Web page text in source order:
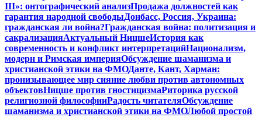
III»: онтографический анализПродажа должностей как
гарантия народной свободыДонбасс, Россия, Украина:
гражданская ли война?Гражданская война: политизация и
сакрализацияАктуальный НицшеИстория как
современность и конфликт интерпретацийНационализм,
модерн и Римская империяОбсуждение шаманизма и
христианской этики на ФМОДанте, Кант, Харман:
пронизывающее мир сияние любви против автономных
объектовНицше против гностицизмаРиторика русской
религиозной философииРадость читателяОбсуждение
шаманизма и христианской этики на ФМОЛюбой простой